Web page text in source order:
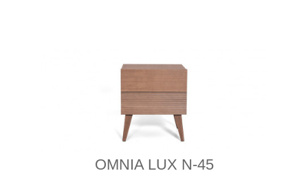
OMNIA LUX N-45